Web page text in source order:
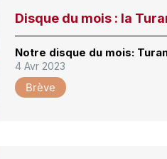
Disque du mois : la
Notre disque du mois:
4 Avr 2023
Brève